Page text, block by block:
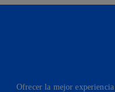
Ofrecer la mejor experiencia